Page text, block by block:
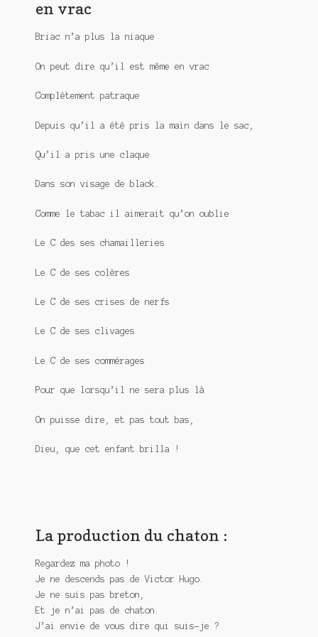
Meurtre en alternance
Meurtre sous couverture
Mon admirateur de l’avent
Sauver ou périr
Une baffe et ça repart
en vrac
Briac n’a plus la niaque
On peut dire qu’il est même en vrac
Complètement patraque
Depuis qu’il a été pris la main dans le sac,
Qu’il a pris une claque
Dans son visage de black.
Comme le tabac il aimerait qu’on oublie
Le C des ses chamailleries
Le C de ses colères
Le C de ses crises de nerfs
Le C de ses clivages
Le C de ses commérages
Pour que lorsqu’il ne sera plus là
On puisse dire, et pas tout bas,
Dieu, que cet enfant brilla !
La production du chaton :
Regardez ma photo !
Je ne descends pas de Victor Hugo.
Je ne suis pas breton,
Et je n’ai pas de chaton.
J’ai envie de vous dire qui suis-je ?